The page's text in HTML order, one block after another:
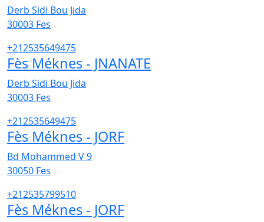
Derb Sidi Bou Jida
30003 Fes
+212535649475
Fès Méknes - JNANATE
Derb Sidi Bou Jida
30003 Fes
+212535649475
Fès Méknes - JORF
Bd Mohammed V 9
30050 Fes
+212535799510
Fès Méknes - JORF